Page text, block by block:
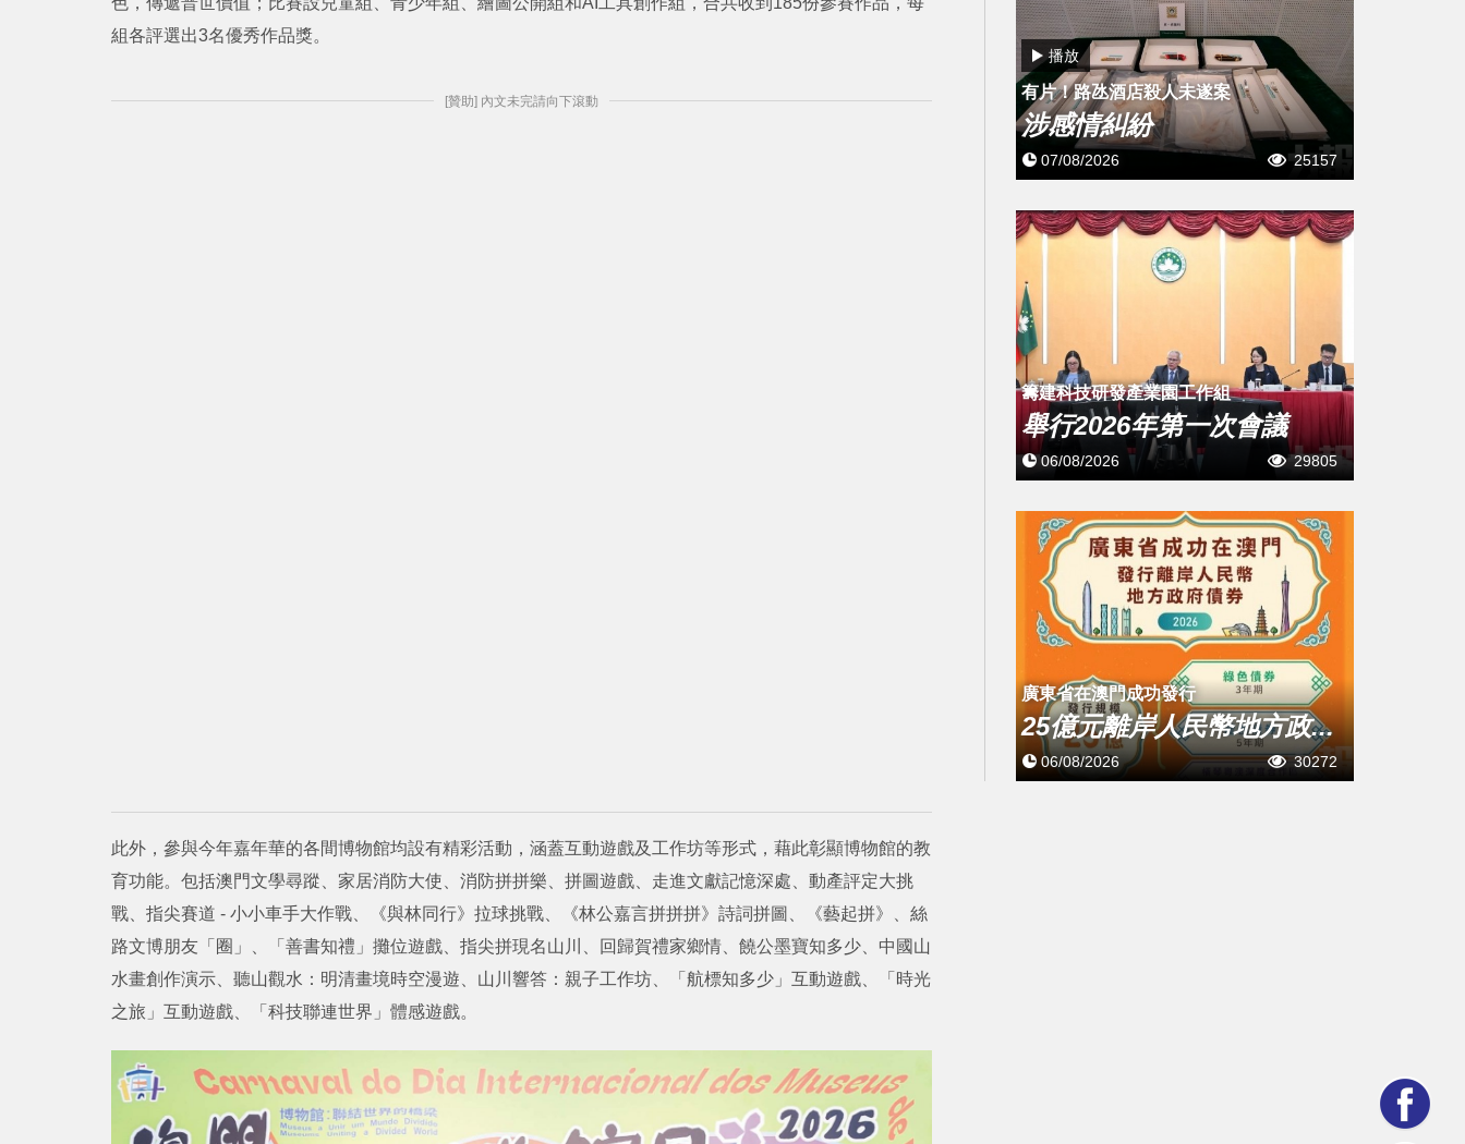
組各評選出3名優秀作品獎。
[贊助] 內文未完請向下滾動
此外，參與今年嘉年華的各間博物館均設有精彩活動，涵蓋互動遊戲及工作坊等形式，藉此彰顯博物館的教
育功能。包括澳門文學尋蹤、家居消防大使、消防拼拼樂、拼圖遊戲、走進文獻記憶深處、動產評定大挑
戰、指尖賽道 - 小小車手大作戰、《與林同行》拉球挑戰、《林公嘉言拼拼拼》詩詞拼圖、《藝起拼》、絲
路文博朋友「圈」、「善書知禮」攤位遊戲、指尖拼現名山川、回歸賀禮家鄉情、饒公墨寶知多少、中國山
水畫創作演示、聽山觀水：明清畫境時空漫遊、山川響答：親子工作坊、「航標知多少」互動遊戲、「時光
之旅」互動遊戲、「科技聯連世界」體感遊戲。
播放
有片！路氹酒店殺人未遂案
涉感情糾紛
07/08/2026 25157
籌建科技研發產業園工作組
舉行2026年第一次會議
06/08/2026 29805
廣東省在澳門成功發行
25億元離岸人民幣地方政...
06/08/2026 30272